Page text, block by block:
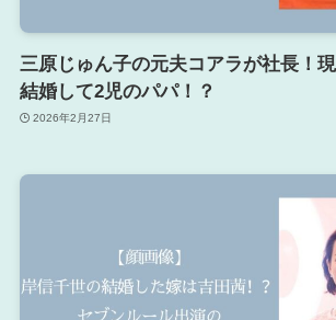
三原じゅん子の元夫コアラが社長！
結婚して2児のパパ！？
2026年2月27日